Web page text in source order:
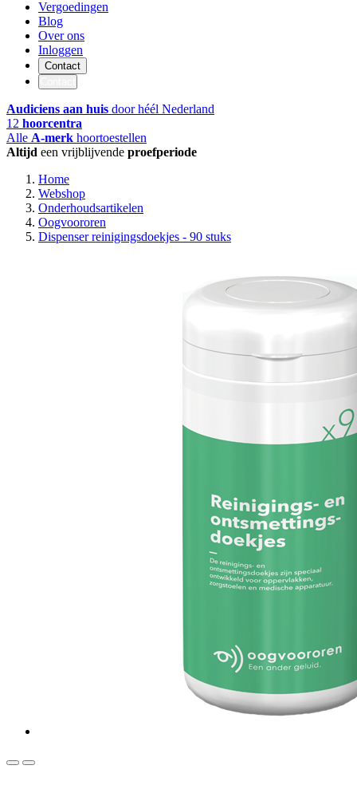
Vergoedingen
Blog
Over ons
Inloggen
Contact
Audiciens aan huis door héél Nederland
12 hoorcentra
Alle A-merk hoortoestellen
Altijd een vrijblijvende proefperiode
Home
Webshop
Onderhoudsartikelen
Oogvoororen
Dispenser reinigingsdoekjes - 90 stuks